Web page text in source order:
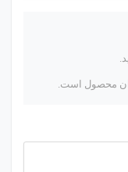
محصول است.